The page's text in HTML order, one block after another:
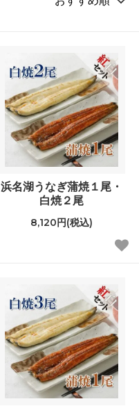
浜名湖うなぎ蒲焼１尾・
白焼２尾
8,120円(税込)